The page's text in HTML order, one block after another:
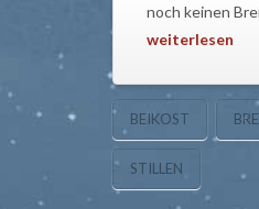
noch keinen
weiterlesen
BEIKOST
STILLEN